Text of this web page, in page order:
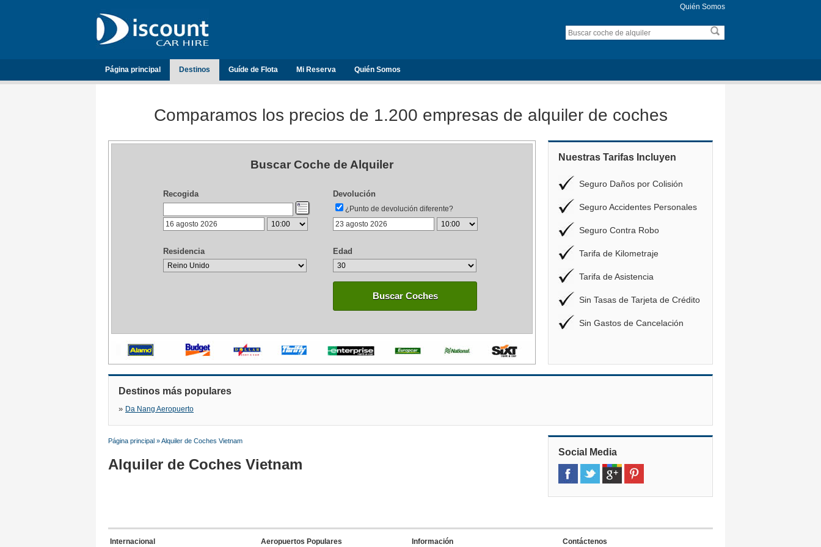
Quién Somos
Página principal Destinos Guíde de Flota Mi Reserva Quién Somos
Comparamos los precios de 1.200 empresas de alquiler de coches
Buscar Coche de Alquiler
Recogida Devolución
¿Punto de devolución diferente?
Residencia Edad
Buscar Coches
Nuestras Tarifas Incluyen
Seguro Daños por Colisión
Seguro Accidentes Personales
Seguro Contra Robo
Tarifa de Kilometraje
Tarifa de Asistencia
Sin Tasas de Tarjeta de Crédito
Sin Gastos de Cancelación
Destinos más populares
» Da Nang Aeropuerto
Página principal »Alquiler de Coches Vietnam
Alquiler de Coches Vietnam
Social Media
Internacional Aeropuertos Populares Información Contáctenos